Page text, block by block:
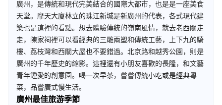
廣州，是傳統和現代完美結合的國際大都市，也是是一座美食
天堂。摩天大廈林立的珠江新城是新廣州的代表，各式現代建
築也是這裡的看點。想去體驗傳統的嶺南風情，就去老西關走
走，陳家祠裡可以看經典的三雕兩塑和傳統工藝，上下九的騎
樓、荔枝灣和西關大屋也不要錯過。北京路和越秀公園，則是
廣州的千年歷史的縮影。這裡還有小朋友喜歡的長隆，和文藝
青年鍾愛的創意園。喝一次早茶，嘗嘗傳統小吃或是經典粵
菜，品嘗廣式慢生活。
廣州最佳旅游季節